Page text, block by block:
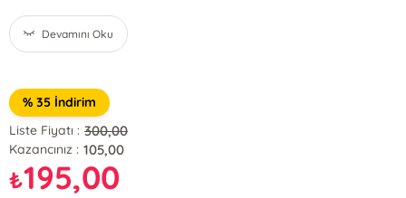
Devamını Oku
% 35 İndirim
Liste Fiyatı : 300,00
Kazancınız : 105,00
₺195,00